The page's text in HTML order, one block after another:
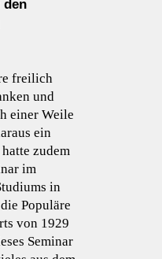
den
freilich
und
einer Weile
ein
zudem
im
in
Populäre
von 1929
Seminar